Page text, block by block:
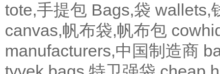
tote,手提包 Bags,袋 wallets,
canvas,帆布袋,帆布包
manufacturers,中国制造商